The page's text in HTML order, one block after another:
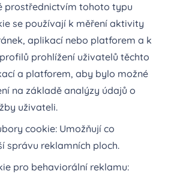
prostřednictvím tohoto typu
se používají k měření aktivity
aplikací nebo platforem a k
prohlížení uživatelů těchto
a platforem, aby bylo možné
na základě analýzy údajů o
uživateli.
cookie: Umožňují co
správu reklamních ploch.
pro behaviorální reklamu: